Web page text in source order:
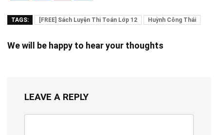
TAGS: [FREE] Sách Luyện Thi Toán Lớp 12 Huỳnh Công Thái
We will be happy to hear your thoughts
LEAVE A REPLY